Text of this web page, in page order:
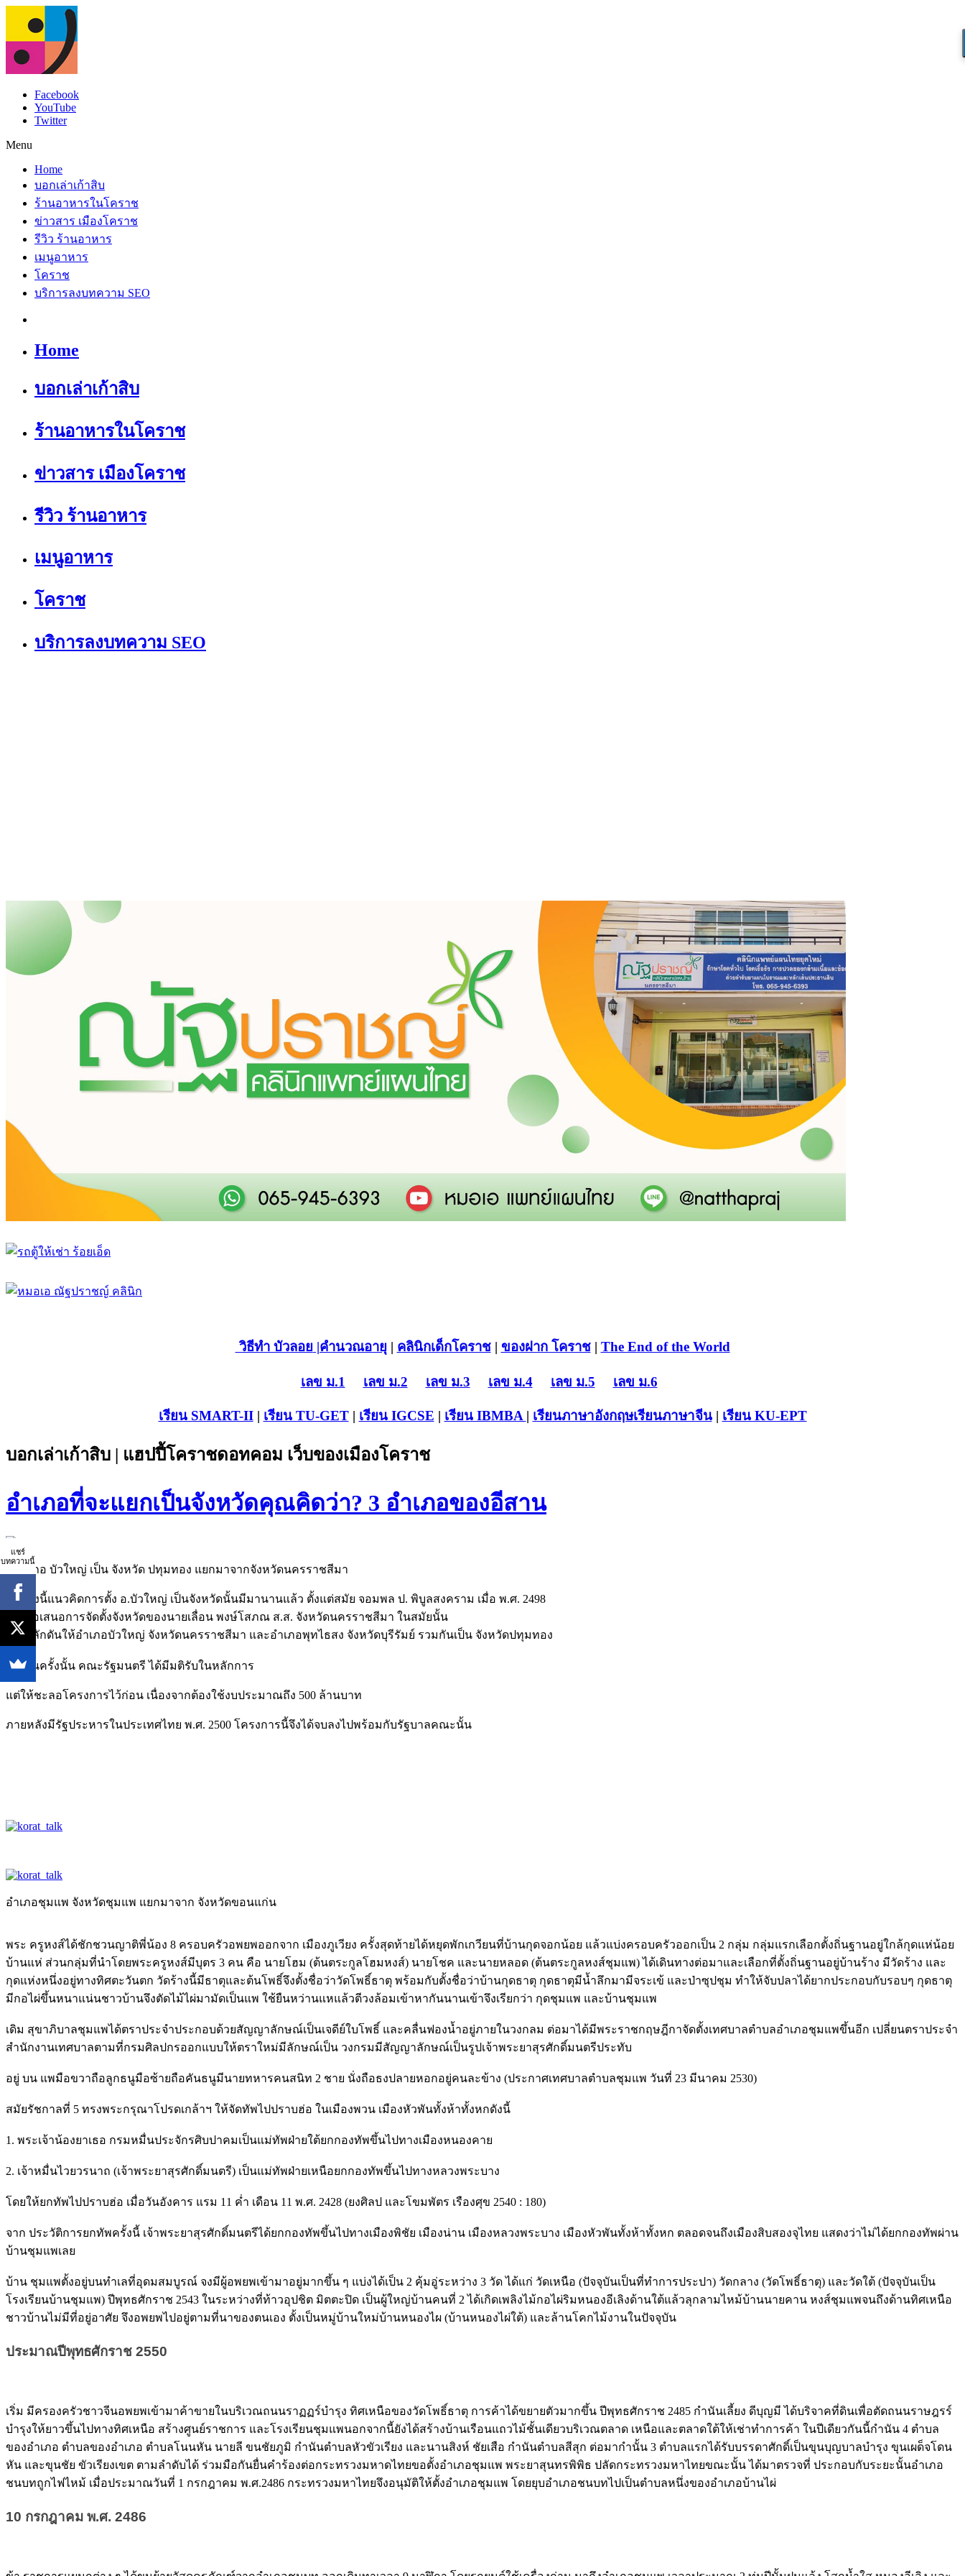
Facebook
YouTube
Twitter
Menu
Home
บอกเล่าเก้าสิบ
ร้านอาหารในโคราช
ข่าวสาร เมืองโคราช
รีวิว ร้านอาหาร
เมนูอาหาร
โคราช
บริการลงบทความ SEO
Home
บอกเล่าเก้าสิบ
ร้านอาหารในโคราช
ข่าวสาร เมืองโคราช
รีวิว ร้านอาหาร
เมนูอาหาร
โคราช
บริการลงบทความ SEO
วิธีทำ บัวลอย |คำนวณอายุ | คลินิกเด็กโคราช| ของฝาก โคราช| The End of the World
เลข ม.1 เลข ม.2 เลข ม.3 เลข ม.4 เลข ม.5 เลข ม.6
เรียน SMART-II| เรียน TU-GET| เรียน IGCSE | เรียน IBMBA | เรียนภาษาอังกฤษเรียนภาษาจีน| เรียน KU-EPT
บอกเล่าเก้าสิบ | แฮปปี้โคราชดอทคอม เว็บของเมืองโคราช
อำเภอที่จะแยกเป็นจังหวัดคุณคิดว่า? 3 อำเภอของอีสาน
1.อำเภอ บัวใหญ่ เป็น จังหวัด ปทุมทอง แยกมาจากจังหวัดนครราชสีมา
โดยทั้งนี้แนวคิดการตั้ง อ.บัวใหญ่ เป็นจังหวัดนั้นมีมานานแล้ว ตั้งแต่สมัย จอมพล ป. พิบูลสงคราม เมื่อ พ.ศ. 2498
เป็นข้อเสนอการจัดตั้งจังหวัดของนายเลื่อน พงษ์โสภณ ส.ส. จังหวัดนครราชสีมา ในสมัยนั้น
โดยผลักดันให้อำเภอบัวใหญ่ จังหวัดนครราชสีมา และอำเภอพุทไธสง จังหวัดบุรีรัมย์ รวมกันเป็น จังหวัดปทุมทอง
โดยในครั้งนั้น คณะรัฐมนตรี ได้มีมติรับในหลักการ
แต่ให้ชะลอโครงการไว้ก่อน เนื่องจากต้องใช้งบประมาณถึง 500 ล้านบาท
ภายหลังมีรัฐประหารในประเทศไทย พ.ศ. 2500 โครงการนี้จึงได้จบลงไปพร้อมกับรัฐบาลคณะนั้น
อำเภอชุมแพ จังหวัดชุมแพ แยกมาจาก จังหวัดขอนแก่น
พระ ครูหงส์ได้ชักชวนญาติพี่น้อง 8 ครอบครัวอพยพออกจาก เมืองภูเวียง ครั้งสุดท้ายได้หยุดพักเกวียนที่บ้านกุดจอกน้อย แล้วแบ่งครอบครัวออกเป็น 2 กลุ่ม กลุ่มแรกเลือกตั้งถิ่นฐานอยู่ใกล้กุดแห่น้อย
บ้านแห่ ส่วนกลุ่มที่นำโดยพระครูหงส์มีบุตร 3 คน คือ นายโฮม (ต้นตระกูลโฮมหงส์) นายโชค และนายหลอด (ต้นตระกูลหงส์ชุมแพ) ได้เดินทางต่อมาและเลือกที่ตั้งถิ่นฐานอยู่บ้านร้าง มีวัดร้าง และ
กุดแห่งหนึ่งอยู่ทางทิศตะวันตก วัดร้างนี้มีธาตุและต้นโพธิ์จึงตั้งชื่อว่าวัดโพธิ์ธาตุ พร้อมกับตั้งชื่อว่าบ้านกุดธาตุ กุดธาตุมีน้ำลึกมามีจระเข้ และป่าซุปชุม ทำให้จับปลาได้ยากประกอบกับรอบๆ กุดธาตุ
มีกอไผ่ขึ้นหนาแน่นชาวบ้านจึงตัดไม้ไผ่มามัดเป็นแพ ใช้ยืนหว่านแหแล้วตีวงล้อมเข้าหากันนานเข้าจึงเรียกว่า กุดชุมแพ และบ้านชุมแพ
เดิม สุขาภิบาลชุมแพได้ตราประจำประกอบด้วยสัญญาลักษณ์เป็นเจดีย์ใบโพธิ์ และคลื่นฟองน้ำอยู่ภายในวงกลม ต่อมาได้มีพระราชกฤษฎีกาจัดตั้งเทศบาลตำบลอำเภอชุมแพขึ้นอีก เปลี่ยนตราประจำ
สำนักงานเทศบาลตามที่กรมศิลปกรออกแบบให้ตราใหม่มีลักษณ์เป็น วงกรมมีสัญญาลักษณ์เป็นรูปเจ้าพระยาสุรศักดิ์มนตรีประทับ
อยู่ บน แพมือขวาถือลูกธนูมือซ้ายถือคันธนูมีนายทหารคนสนิท 2 ชาย นั่งถือธงปลายหอกอยู่คนละข้าง (ประกาศเทศบาลตำบลชุมแพ วันที่ 23 มีนาคม 2530)
สมัยรัชกาลที่ 5 ทรงพระกรุณาโปรดเกล้าฯ ให้จัดทัพไปปราบฮ่อ ในเมืองพวน เมืองหัวพันทั้งห้าทั้งหกดังนี้
1. พระเจ้าน้องยาเธอ กรมหมื่นประจักรศิบปาคมเป็นแม่ทัพฝ่ายใต้ยกกองทัพขึ้นไปทางเมืองหนองคาย
2. เจ้าหมื่นไวยวรนาถ (เจ้าพระยาสุรศักดิ์มนตรี) เป็นแม่ทัพฝ่ายเหนือยกกองทัพขึ้นไปทางหลวงพระบาง
โดยให้ยกทัพไปปราบฮ่อ เมื่อวันอังคาร แรม 11 ค่ำ เดือน 11 พ.ศ. 2428 (ยงศิลป และโขมพัตร เรืองศุข 2540 : 180)
จาก ประวัติการยกทัพครั้งนี้ เจ้าพระยาสุรศักดิ์มนตรีได้ยกกองทัพขึ้นไปทางเมืองพิชัย เมืองน่าน เมืองหลวงพระบาง เมืองหัวพันทั้งห้าทั้งหก ตลอดจนถึงเมืองสิบสองจุไทย แสดงว่าไม่ได้ยกกองทัพผ่าน
บ้านชุมแพเลย
บ้าน ชุมแพตั้งอยู่บนทำเลที่อุดมสมบูรณ์ จงมีผู้อพยพเข้ามาอยู่มากขึ้น ๆ แบ่งได้เป็น 2 คุ้มอู่ระหว่าง 3 วัด ได้แก่ วัดเหนือ (ปัจจุบันเป็นที่ทำการประปา) วัดกลาง (วัดโพธิ์ธาตุ) และวัดใต้ (ปัจจุบันเป็น
โรงเรียนบ้านชุมแพ) ปีพุทธศักราช 2543 ในระหว่างที่ท้าวอุปชิต มิตตะปิด เป็นผู้ใหญ่บ้านคนที่ 2 ได้เกิดเพลิงไม้กอไผ่ริมหนองอีเลิงด้านใต้แล้วลุกลามไหม้บ้านนายคาน หงส์ชุมแพจนถึงด้านทิศเหนือ
ชาวบ้านไม่มีที่อยู่อาศัย จึงอพยพไปอยู่ตามที่นาของตนเอง ตั้งเป็นหมู่บ้านใหม่บ้านหนองไผ (บ้านหนองไผ่ใต้) และล้านโคกไม้งานในปัจจุบัน
ประมาณปีพุทธศักราช 2550
เริ่ม มีครองครัวชาวจีนอพยพเข้ามาค้าขายในบริเวณถนนราฏฏร์บำรุง ทิศเหนือของวัดโพธิ์ธาตุ การค้าได้ขยายตัวมากขึ้น ปีพุทธศักราช 2485 กำนันเลี้ยง ดีบุญมี ได้บริจาคที่ดินเพื่อตัดถนนราษฎรร์
บำรุงให้ยาวขึ้นไปทางทิศเหนือ สร้างศูนย์ราชการ และโรงเรียนชุมแพนอกจากนี้ยังได้สร้างบ้านเรือนแถวไม้ชั้นเดียวบริเวณตลาด เหนือและตลาดใต้ให้เช่าทำการค้า ในปีเดียวกันนี้กำนัน 4 ตำบล
ของอำเภอ ตำบลของอำเภอ ตำบลโนนหัน นายลี ขนชัยภูมิ กำนันตำบลหัวขัวเรียง และนานสิงห์ ชัยเสือ กำนันตำบลสีสุก ต่อมากำนั้น 3 ตำบลแรกได้รับบรรดาศักดิ์เป็นขุนบุญบาลบำรุง ขุนเผด็จโดน
หัน และขุนชัย ขัวเรียงเขต ตามลำดับได้ ร่วมมือกันยื่นคำร้องต่อกระทรวงมหาดไทยขอตั้งอำเภอชุมแพ พระยาสุนทรพิพิธ ปลัดกระทรวงมหาไทยขณะนั้น ได้มาตรวจที่ ประกอบกับระยะนั้นอำเภอ
ชนบทถูกไฟไหม้ เมื่อประมาณวันที่ 1 กรกฎาคม พ.ศ.2486 กระทรวงมหาไทยจึงอนุมัติให้ตั้งอำเภอชุมแพ โดยยุบอำเภอชนบทไปเป็นตำบลหนึ่งของอำเภอบ้านไผ่
10 กรกฎาคม พ.ศ. 2486
แชร์
บทความนี้